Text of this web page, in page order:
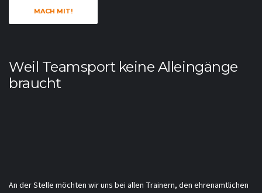
MACH MIT!
Weil Teamsport keine Alleingänge
braucht
An der Stelle möchten wir uns bei allen Trainern, den ehrenamtlichen